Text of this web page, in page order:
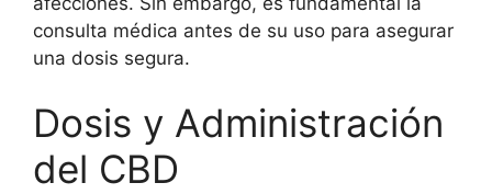
consulta médica antes de su uso para asegurar
una dosis segura.
Dosis y Administración
del CBD